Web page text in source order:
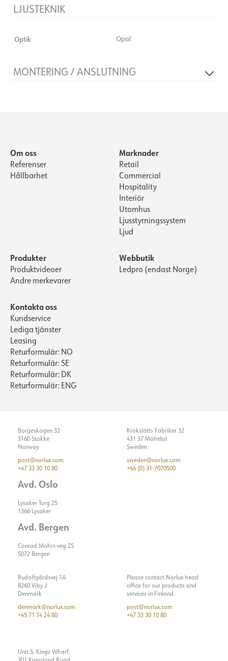
LJUSTEKNIK
Optik Opal
MONTERING / ANSLUTNING
Om oss
Referenser
Hållbarhet
Marknader
Retail
Commercial
Hospitality
Interiör
Utomhus
Ljusstyrningssystem
Ljud
Produkter
Produktvideoer
Andre merkevarer
Webbutik
Ledpro (endast Norge)
Kontakta oss
Kundservice
Lediga tjänster
Leasing
Returformulär: NO
Returformulär: SE
Returformulär: DK
Returformulär: ENG
Borgeskogen 32
3160 Stokke
Norway
post@norlux.com
+47 33 30 10 80
Avd. Oslo
Lysaker Torg 25
1366 Lysaker
Avd. Bergen
Conrad Mohrs veg 25
5072 Bergen
Krokslätts Fabriker 32
431 37 Mölndal
Sweden
sweden@norlux.com
+46 (0) 31-7070500
Rudolfgårdsvej 1A
8260 Viby J
Denmark
denmark@norlux.com
+45 71 74 24 80
Please contact Norlux head
office for our products and
services in Finland.
post@norlux.com
+47 33 30 10 80
Unit 5, Kings Wharf,
301 Kingsland Road